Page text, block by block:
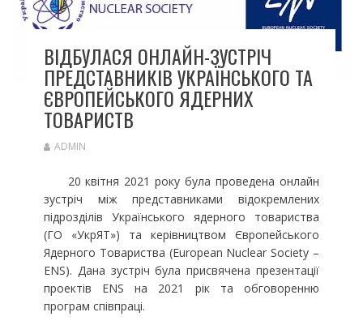
ВІДБУЛАСЯ ОНЛАЙН-ЗУСТРІЧ
ПРЕДСТАВНИКІВ УКРАЇНСЬКОГО ТА
ЄВРОПЕЙСЬКОГО ЯДЕРНИХ
ТОВАРИСТВ
ADMIN
20 квітня 2021 року була проведена онлайн
зустріч між представниками відокремлених
підрозділів Українського ядерного товариства
(ГО «УкрЯТ») та керівництвом Європейського
Ядерного Товариства (European Nuclear Society –
ENS). Дана зустріч була присвячена презентації
проектів ENS на 2021 рік та обговоренню
програм співпраці.